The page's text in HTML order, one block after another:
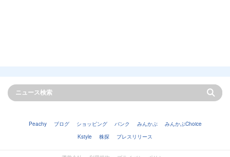
Peachy ブログ ショッピング バンク みんかぶ
みんかぶChoice
Kstyle
株探 プレスリリース